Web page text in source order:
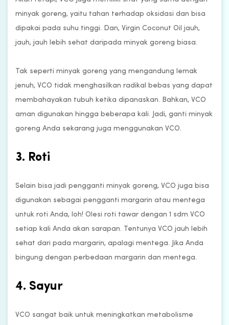
minyak goreng, yaitu tahan terhadap oksidasi dan bisa
dipakai pada suhu tinggi. Dan, Virgin Coconut Oil jauh,
jauh, jauh lebih sehat daripada minyak goreng biasa.
Tak seperti minyak goreng yang mengandung lemak
jenuh, VCO tidak menghasilkan radikal bebas yang dapat
membahayakan tubuh ketika dipanaskan. Bahkan, VCO
aman digunakan hingga beberapa kali. Jadi, ganti minyak
goreng Anda sekarang juga menggunakan VCO.
3. Roti
Selain bisa jadi pengganti minyak goreng, VCO juga bisa
digunakan sebagai pengganti margarin atau mentega
untuk roti Anda, loh! Olesi roti tawar dengan 1 sdm VCO
setiap kali Anda akan sarapan. Tentunya VCO jauh lebih
sehat dari pada margarin, apalagi mentega. Jika Anda
bingung dengan perbedaan margarin dan mentega.
4. Sayur
VCO sangat baik untuk meningkatkan metabolisme